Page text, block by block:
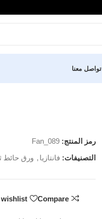
تواصل معنا
رمز المنتج: Fan_089
التصنيفات: فانتازيا , ورق حائط
Compare